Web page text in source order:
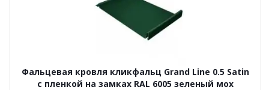
Фальцевая кровля кликфальц Grand Line 0.5 Satin
с пленкой на замках RAL 6005 зеленый мох